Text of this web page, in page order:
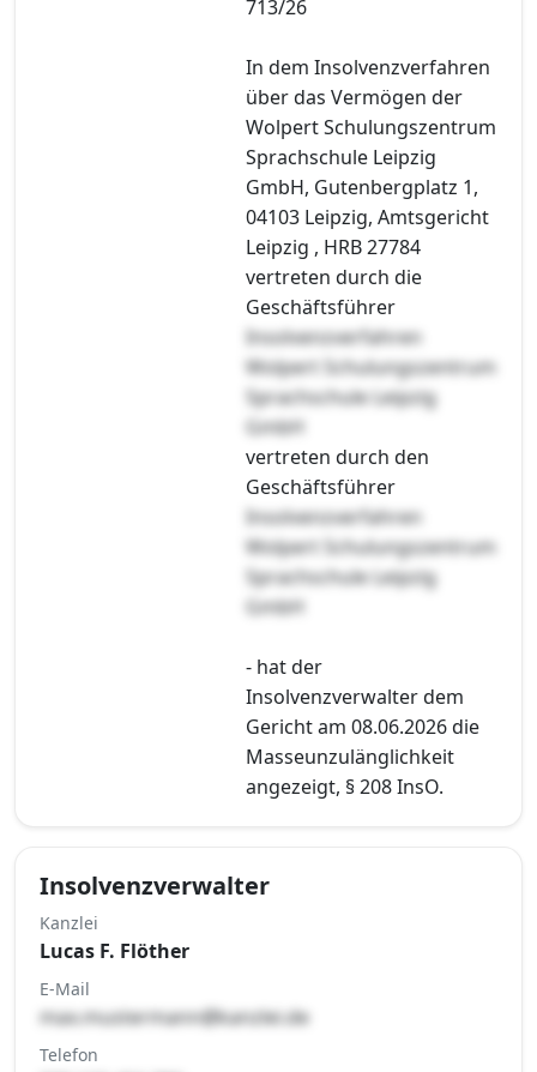
713/26
In dem Insolvenzverfahren
über das Vermögen der
Wolpert Schulungszentrum
Sprachschule Leipzig
GmbH, Gutenbergplatz 1,
04103 Leipzig, Amtsgericht
Leipzig , HRB 27784
vertreten durch die
Geschäftsführer
Insolvenzverfahren
Wolpert Schulungszentrum
Sprachschule Leipzig
GmbH
vertreten durch den
Geschäftsführer
Insolvenzverfahren
Wolpert Schulungszentrum
Sprachschule Leipzig
GmbH
- hat der
Insolvenzverwalter dem
Gericht am 08.06.2026 die
Masseunzulänglichkeit
angezeigt, § 208 InsO.
Insolvenzverwalter
Kanzlei
Lucas F. Flöther
E-Mail
max.mustermann@kanzlei.de
Telefon